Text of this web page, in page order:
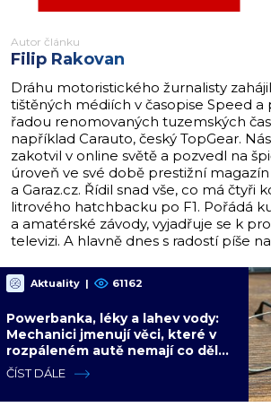
Autor článku
Filip Rakovan
Dráhu motoristického žurnalisty
tištěných médiích v časopise Speed a
řadou renomovaných tuzemských
například Carauto, český TopGear.
zakotvil v online světě a pozvedl na
úroveň ve své době prestižní
a Garaz.cz. Řídil snad vše, co má čtyři
litrového hatchbacku po F1. Pořádá
a amatérské závody, vyjadřuje se k
televizi. A hlavně dnes s radostí píše
Aktuality | 61162
Powerbanka, léky a lahev vody:
Mechanici jmenují věci, které v
rozpáleném autě nemají co dělat.
Hrozí i požár
ČÍST DÁLE